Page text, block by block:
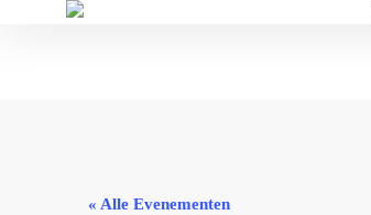
« Alle Evenementen